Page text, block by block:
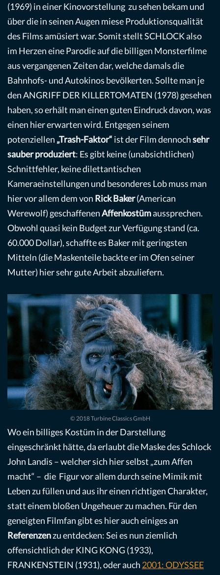
(1969) in einer Kinovorstellung zu sehen bekam und
über die in seinen Augen miese Produktionsqualität
des Films amüsiert war. Somit stellt SCHLOCK also
im Herzen eine Parodie auf die billigen Monsterfilme
aus vergangenen Zeiten dar, welche damals die
Bahnhofs- und Autokinos bevölkerten. Sollte man je
den ANGRIFF DER KILLERTOMATEN (1978) gesehen
haben, so erhält man einen guten Eindruck davon, was
einen hier erwarten wird. Entgegen seinem
potenziellen „Trash-Faktor“ ist der Film dennochsehr
sauber produziert: Es gibt keine (unabsichtlichen)
Schnittfehler, keine dilettantischen
Kameraeinstellungen und besonderes Lob muss man
hier vor allem dem von Rick Baker(American
Werewolf) geschaffenenAffenkostümaussprechen.
Obwohl quasi kein Budget zur Verfügung stand (ca.
60.000 Dollar), schaffte es Baker mit geringsten
Mitteln (die Maskenteile backte er im Ofen seiner
Mutter) hier sehr gute Arbeit abzuliefern.
© 2018 Turbine Classics GmbH
Wo ein billiges Kostüm in der Darstellung
eingeschränkt hätte, da erlaubt die Maske des Schlock
John Landis – welcher sich hier selbst „zum Affen
macht“ – die Figur vor allem durch seine Mimik mit
Leben zu füllen und aus ihr einen richtigen Charakter,
statt einem bloßen Ungeheuer zu machen. Für den
geneigten Filmfan gibt es hier auch einiges an
Referenzenzu entdecken: Sei es nun ziemlich
offensichtlich der KING KONG (1933),
FRANKENSTEIN (1931), oder auch 2001: ODYSSEE